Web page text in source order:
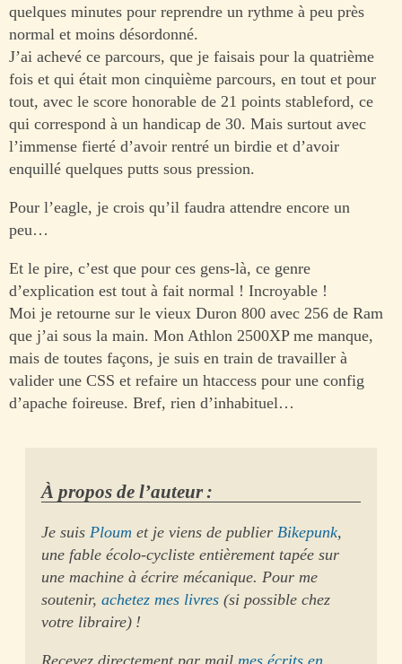
quelques minutes pour reprendre un rythme à peu près
normal et moins désordonné.
J’ai achevé ce parcours, que je faisais pour la quatrième
fois et qui était mon cinquième parcours, en tout et pour
tout, avec le score honorable de 21 points stableford, ce
qui correspond à un handicap de 30. Mais surtout avec
l’immense fierté d’avoir rentré un birdie et d’avoir
enquillé quelques putts sous pression.
Pour l’eagle, je crois qu’il faudra attendre encore un
peu…
Et le pire, c’est que pour ces gens-là, ce genre
d’explication est tout à fait normal ! Incroyable !
Moi je retourne sur le vieux Duron 800 avec 256 de Ram
que j’ai sous la main. Mon Athlon 2500XP me manque,
mais de toutes façons, je suis en train de travailler à
valider une CSS et refaire un htaccess pour une config
d’apache foireuse. Bref, rien d’inhabituel…
À propos de l’auteur :
Je suis Ploum et je viens de publier Bikepunk,
une fable écolo-cycliste entièrement tapée sur
une machine à écrire mécanique. Pour me
soutenir,achetez mes livres (si possible chez
votre libraire) !